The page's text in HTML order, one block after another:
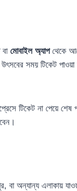
বা মোবাইল অ্যাপথেকে
উৎসবের সময় টিকেট
টিকেট না পেয়ে শেষ
অন্যান্য এলাকায়